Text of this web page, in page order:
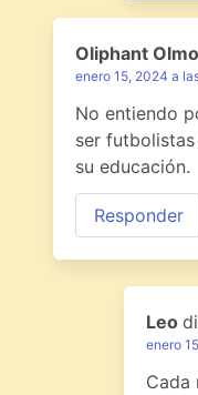
Oliphant
enero 15, 2024 a
No entiendo
ser
su educación.
Responder
Leo
enero
Cada